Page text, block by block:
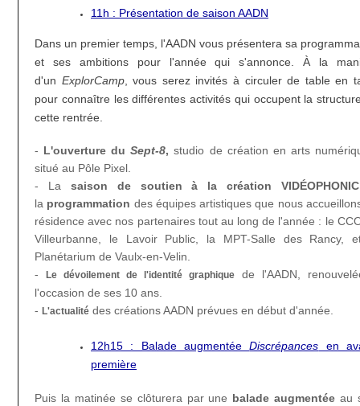
11h : Présentation de saison AADN
Dans un premier temps, l'AADN vous présentera sa
et ses ambitions pour l'année qui s'annonce. À la
d'un ExplorCamp, vous serez invités à circuler de table en
pour connaître les différentes activités qui occupent la
cette rentrée.
- L'ouverture duSept-8, studio de création en arts
situé au Pôle Pixel.
- La saison de soutien à la création VIDÉOPHONIC
la programmation des équipes artistiques que nous
résidence avec nos partenaires tout au long de l'année : le
Villeurbanne, le Lavoir Public, la MPT-Salle des Rancy,
Planétarium de Vaulx-en-Velin.
-
Le dévoilement de l'identité graphique de l'AADN,
l'occasion de ses 10 ans.
- L'actualité des créations AADN prévues en début d'année.
12h15 : Balade augmentéeDiscrépances en
première
Puis la matinée se clôturera par une balade augmentée au